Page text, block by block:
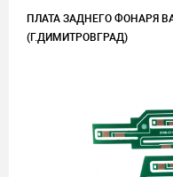
ПЛАТА ЗАДНЕГО ФОНАРЯ
(Г.ДИМИТРОВГРАД)